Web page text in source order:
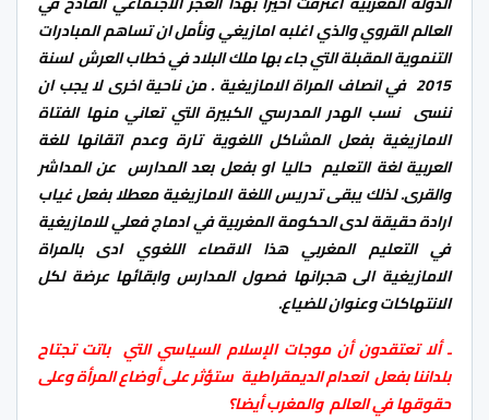
العالم القروي والذي اغلبه امازيغي ونأمل ان تساهم المبادرات
التنموية المقبلة التي جاء بها ملك البلاد في خطاب العرش لسنة
2015 في انصاف المراة الامازيغية . من ناحية اخرى لا يجب ان
ننسى نسب الهدر المدرسي الكبيرة التي تعاني منها الفتاة
الامازيغية بفعل المشاكل اللغوية تارة وعدم اتقانها للغة
العربية لغة التعليم حاليا او بفعل بعد المدارس عن المداشر
والقرى. لذلك يبقى تدريس اللغة الامازيغية معطلا بفعل غياب
ارادة حقيقة لدى الحكومة المغربية في ادماج فعلي للامازيغية
في التعليم المغربي هذا الاقصاء اللغوي ادى بالمراة
الامازيغية الى هجرانها فصول المدارس وابقائها عرضة لكل
الانتهاكات وعنوان للضياع.
ـ ألا تعتقدون أن موجات الإسلام السياسي التي باتت تجتاح
بلداننا بفعل انعدام الديمقراطية ستؤثر على أوضاع المرأة وعلى
حقوقها في العالم والمغرب أيضا؟